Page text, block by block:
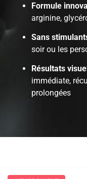
Formule
arginine,
Sans
soir ou les
Résultats
immédiate,
prolongées